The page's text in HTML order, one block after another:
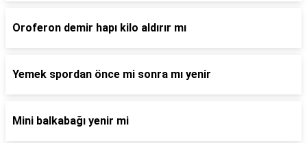
Oroferon demir hapı kilo aldırır mı
Yemek spordan önce mi sonra mı yenir
Mini balkabağı yenir mi